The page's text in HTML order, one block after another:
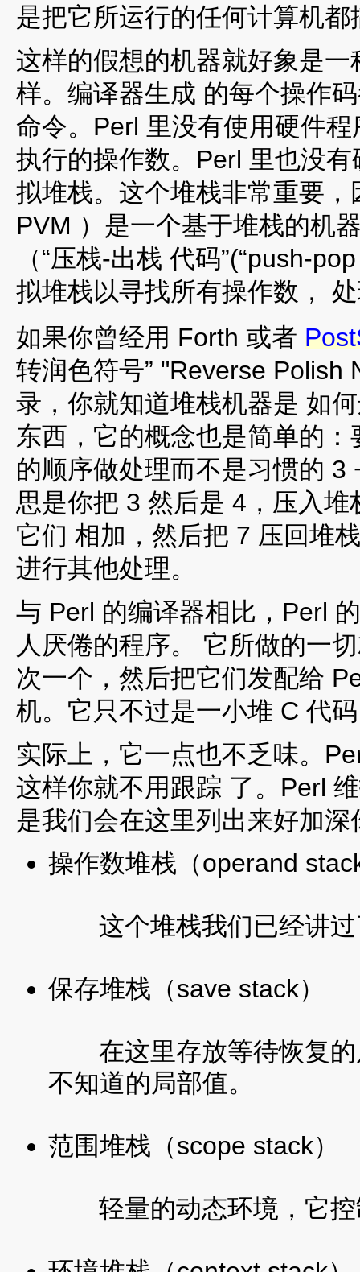
是把它所运行的任何计算机
这样的假想的机器就好象是
样。编译器生成 的每个操作
命令。Perl 里没有使用硬件
执行的操作数。Perl 里也没
拟堆栈。这个堆栈非常重要
PVM ）是一个基于堆栈的机
（“压栈-出栈 代码”(“push-
拟堆栈以寻找所有操作数，
如果你曾经用 Forth 或者
转润色符号” "Reverse Polish
录，你就知道堆栈机器是 如
东西，它的概念也是简单的
的顺序做处理而不是习惯的
思是你把 3 然后是 4，压入
它们 相加，然后把 7 压回堆
进行其他处理。
与 Perl 的编译器相比，Perl
人厌倦的程序。 它所做的一
次一个，然后把它们发配给
机。它只不过是一小堆 C 代
实际上，它一点也不乏味。
这样你就不用跟踪 了。Perl
是我们会在这里列出来好加深
操作数堆栈（operand
这个堆栈我们已经讲过
保存堆栈（save stack）
在这里存放等待恢复的
不知道的局部值。
范围堆栈（scope stack）
轻量的动态环境，它控